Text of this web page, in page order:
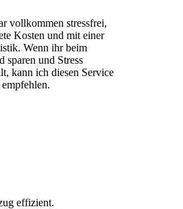
vollkommen stressfrei,
Kosten und mit einer
Wenn ihr beim
sparen und Stress
kann ich diesen Service
effizient.